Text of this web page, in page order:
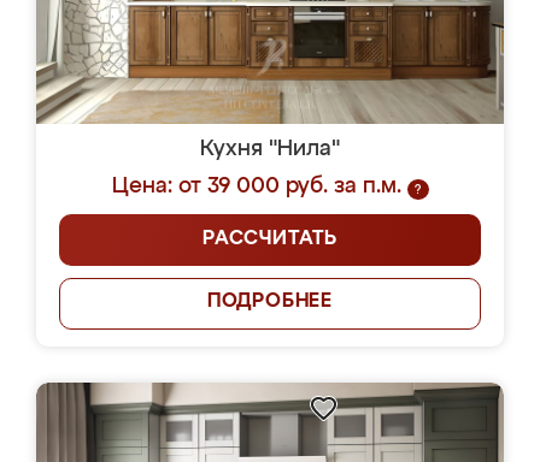
Кухня "Нила"
Цена: от 39 000 руб. за п.м.
?
РАССЧИТАТЬ
ПОДРОБНЕЕ